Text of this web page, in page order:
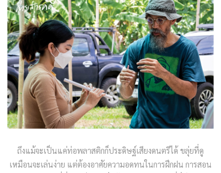
ถึงแม้จะเป็นแค่ท่อพลาสติกก็ประดิษฐ์เสียงดนตรีได้ ขลุ่ยที่ดู
เหมือนจะเล่นง่าย แต่ต้องอาศัยความอดทนในการฝึกฝน การสอน